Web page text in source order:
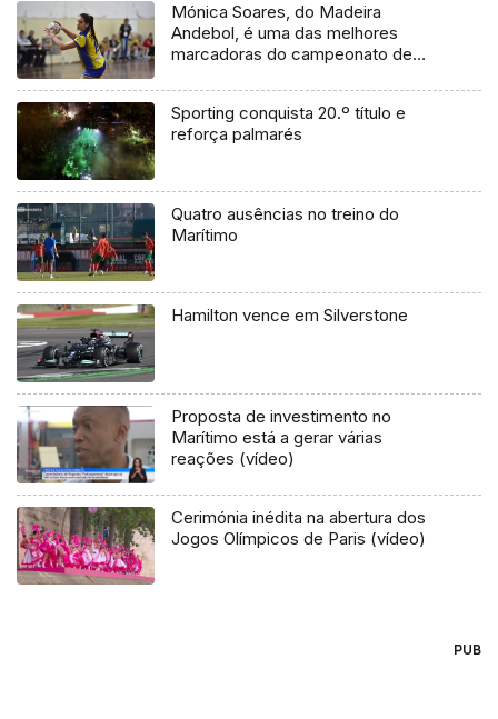
Mónica Soares, do Madeira
Andebol, é uma das melhores
marcadoras do campeonato de
Sporting conquista 20.º título e
reforça palmarés
Quatro ausências no treino do
Marítimo
Hamilton vence em Silverstone
Proposta de investimento no
Marítimo está a gerar várias
reações (vídeo)
Cerimónia inédita na abertura dos
Jogos Olímpicos de Paris (vídeo)
PUB